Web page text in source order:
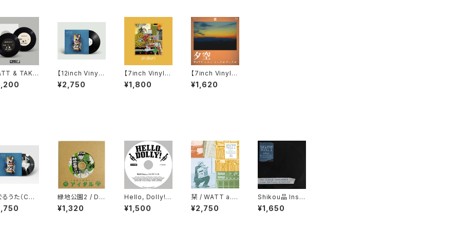
& TAKA
お好きにど
／それがど
【12inch Vinyl】
めぐるうた / WA
TT a.k.a. ヨッ
¥2,750
【7inch Vinyl】
また遊ぼう / WA
TT a.k.a. ヨッ
¥1,800
【7inch Vinyl】
夕空・アトラクシ
ョン/ WATT a.
¥1,620
るうた（CD）
a.k.a.
テルブッテル
緑地公園2 / DJ
MO-RI
¥1,320
Hello, Dolly! /
WATT a.k.a. ヨ
ッテルブッテル
¥1,500
栞 / WATT a.k.
a. ヨッテルブッテ
ル
¥2,750
Shikou品 Instr
umentals / WA
TT a.k.a. ヨッ
¥1,650